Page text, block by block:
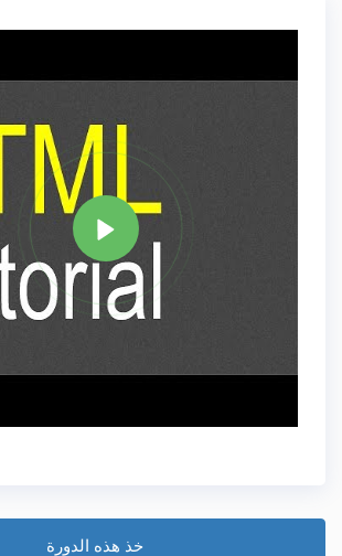
مشاركة
خذ هذه الدورة